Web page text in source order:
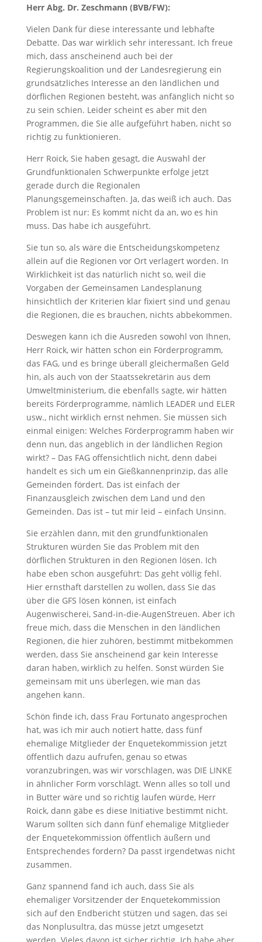
Herr Abg. Dr. Zeschmann (BVB/FW):
Vielen Dank für diese interessante und lebhafte
Debatte. Das war wirklich sehr interessant. Ich freue
mich, dass anscheinend auch bei der
Regierungskoalition und der Landesregierung ein
grundsätzliches Interesse an den ländlichen und
dörflichen Regionen besteht, was anfänglich nicht so
zu sein schien. Leider scheint es aber mit den
Programmen, die Sie alle aufgeführt haben, nicht so
richtig zu funktionieren.
Herr Roick, Sie haben gesagt, die Auswahl der
Grundfunktionalen Schwerpunkte erfolge jetzt
gerade durch die Regionalen
Planungsgemeinschaften. Ja, das weiß ich auch. Das
Problem ist nur: Es kommt nicht da an, wo es hin
muss. Das habe ich ausgeführt.
Sie tun so, als wäre die Entscheidungskompetenz
allein auf die Regionen vor Ort verlagert worden. In
Wirklichkeit ist das natürlich nicht so, weil die
Vorgaben der Gemeinsamen Landesplanung
hinsichtlich der Kriterien klar fixiert sind und genau
die Regionen, die es brauchen, nichts abbekommen.
Deswegen kann ich die Ausreden sowohl von Ihnen,
Herr Roick, wir hätten schon ein Förderprogramm,
das FAG, und es bringe überall gleichermaßen Geld
hin, als auch von der Staatssekretärin aus dem
Umweltministerium, die ebenfalls sagte, wir hätten
bereits Förderprogramme, nämlich LEADER und ELER
usw., nicht wirklich ernst nehmen. Sie müssen sich
einmal einigen: Welches Förderprogramm haben wir
denn nun, das angeblich in der ländlichen Region
wirkt? – Das FAG offensichtlich nicht, denn dabei
handelt es sich um ein Gießkannenprinzip, das alle
Gemeinden fördert. Das ist einfach der
Finanzausgleich zwischen dem Land und den
Gemeinden. Das ist – tut mir leid – einfach Unsinn.
Sie erzählen dann, mit den grundfunktionalen
Strukturen würden Sie das Problem mit den
dörflichen Strukturen in den Regionen lösen. Ich
habe eben schon ausgeführt: Das geht völlig fehl.
Hier ernsthaft darstellen zu wollen, dass Sie das
über die GFS lösen können, ist einfach
Augenwischerei, Sand-in-die-AugenStreuen. Aber ich
freue mich, dass die Menschen in den ländlichen
Regionen, die hier zuhören, bestimmt mitbekommen
werden, dass Sie anscheinend gar kein Interesse
daran haben, wirklich zu helfen. Sonst würden Sie
gemeinsam mit uns überlegen, wie man das
angehen kann.
Schön finde ich, dass Frau Fortunato angesprochen
hat, was ich mir auch notiert hatte, dass fünf
ehemalige Mitglieder der Enquetekommission jetzt
öffentlich dazu aufrufen, genau so etwas
voranzubringen, was wir vorschlagen, was DIE LINKE
in ähnlicher Form vorschlägt. Wenn alles so toll und
in Butter wäre und so richtig laufen würde, Herr
Roick, dann gäbe es diese Initiative bestimmt nicht.
Warum sollten sich dann fünf ehemalige Mitglieder
der Enquetekommission öffentlich äußern und
Entsprechendes fordern? Da passt irgendetwas nicht
zusammen.
Ganz spannend fand ich auch, dass Sie als
ehemaliger Vorsitzender der Enquetekommission
sich auf den Endbericht stützen und sagen, das sei
das Nonplusultra, das müsse jetzt umgesetzt